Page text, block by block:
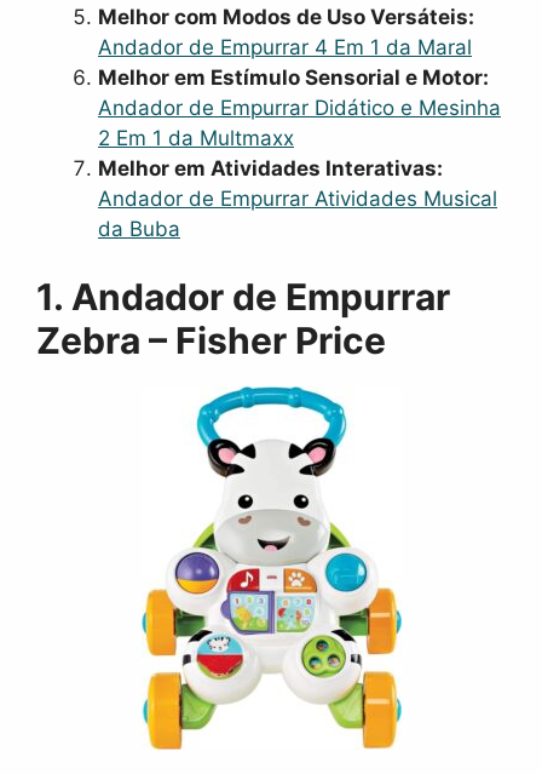
Melhor com Modos de Uso Versáteis:
Andador de Empurrar 4 Em 1 da Maral
Melhor em Estímulo Sensorial e Motor:
Andador de Empurrar Didático e Mesinha
2 Em 1 da Multmaxx
Melhor em Atividades Interativas:
Andador de Empurrar Atividades Musical
da Buba
1. Andador de Empurrar
Zebra – Fisher Price